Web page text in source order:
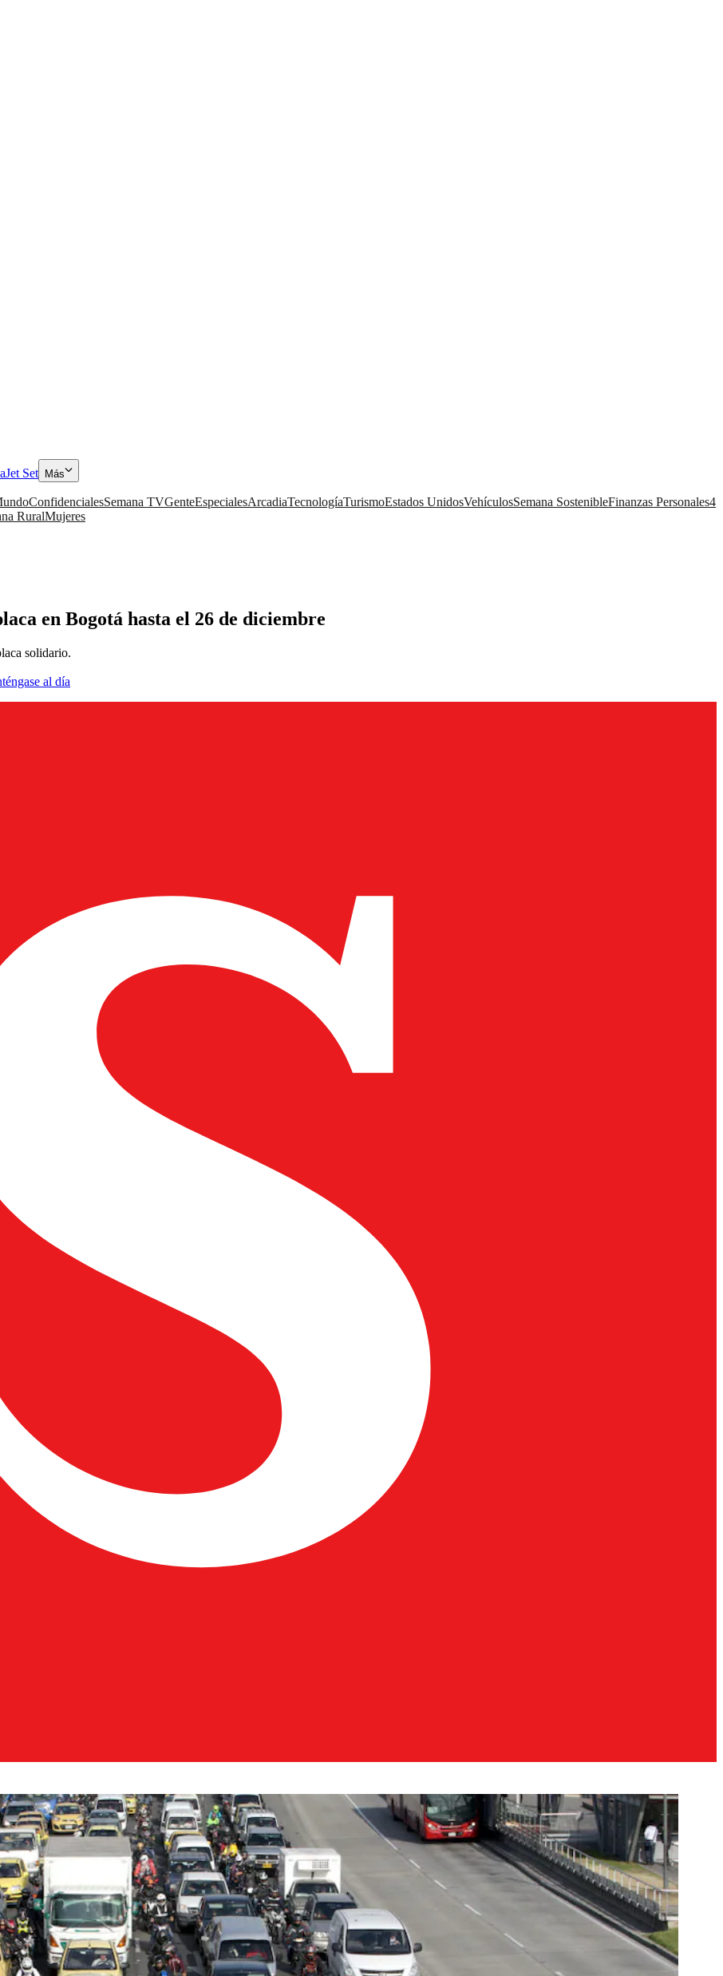
Jet Set Más
ConfidencialesSemana TVGenteEspecialesArcadiaTecnologíaTurismoEstados UnidosVehículosSemana SostenibleFinanzas Personales4
RuralMujeres
en Bogotá hasta el 26 de diciembre
solidario.
al día